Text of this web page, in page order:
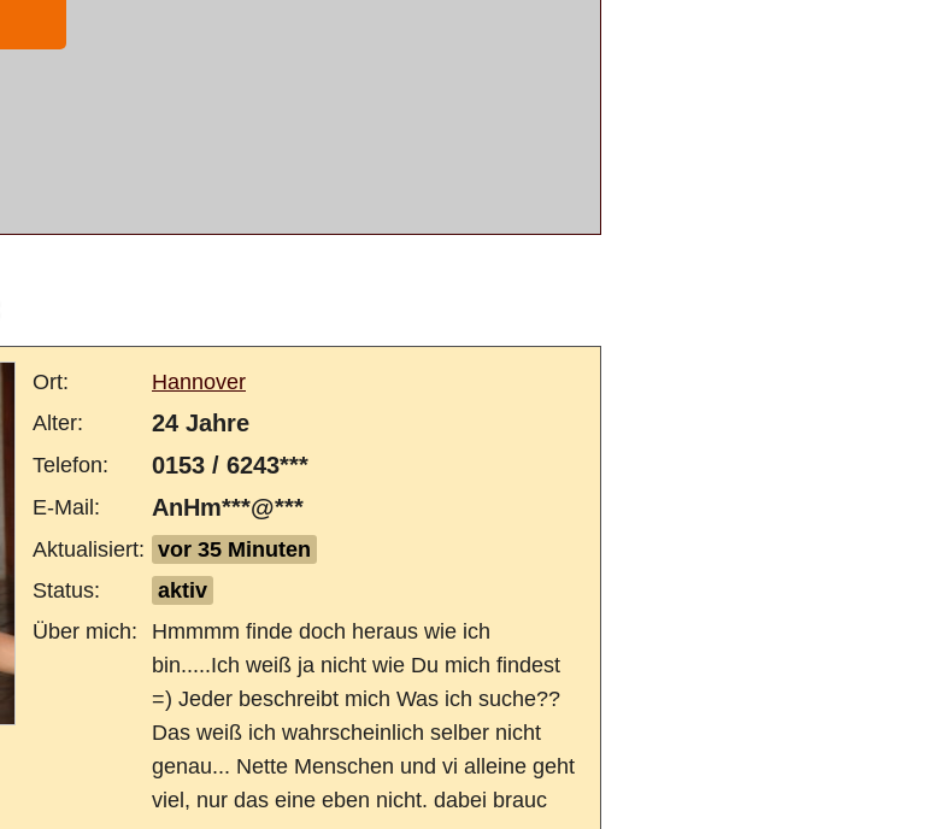
Ort:
Hannover
Alter:
24 Jahre
Telefon: 0153 / 6243***
E-Mail: AnHm***@***
Aktualisiert: vor 35 Minuten
Status:
aktiv
Über mich:
Hmmmm finde doch heraus wie ich
bin.....Ich weiß ja nicht wie Du mich findest
=) Jeder beschreibt mich Was ich suche??
Das weiß ich wahrscheinlich selber nicht
genau... Nette Menschen und vi alleine geht
viel, nur das eine eben nicht. dabei brauc